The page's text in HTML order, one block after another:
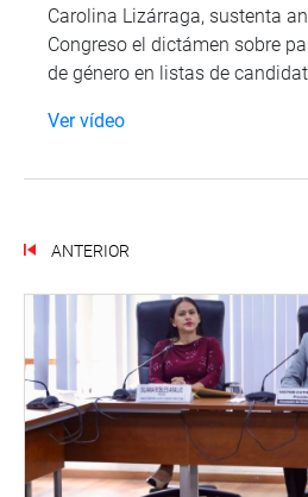
Carolina Lizárraga, sustenta
Congreso el dictámen sobre
de género en listas de
Ver vídeo
ANTERIOR